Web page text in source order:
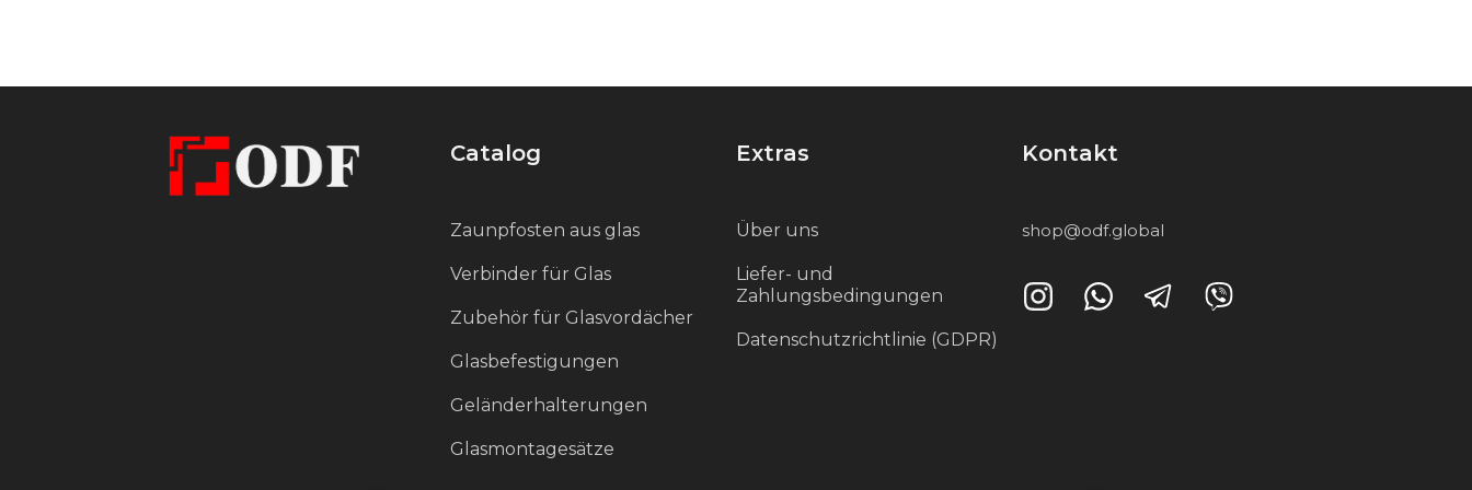
und sorgt gleichzeitig für eine
Struktur gegenüber Wind- und
Schneelasten. Dieses
ein, unterstreicht deren Stil und
Erscheinungsbild des Gebäudes.
Catalog
Zaunpfosten aus glas
Verbinder für Glas
Zubehör für Glasvordächer
Glasbefestigungen
Geländerhalterungen
Glasmontagesätze
Extras
Über uns
Liefer- und
Zahlungsbedingungen
Datenschutzrichtlinie (GDPR)
Kontakt
shop@odf.global